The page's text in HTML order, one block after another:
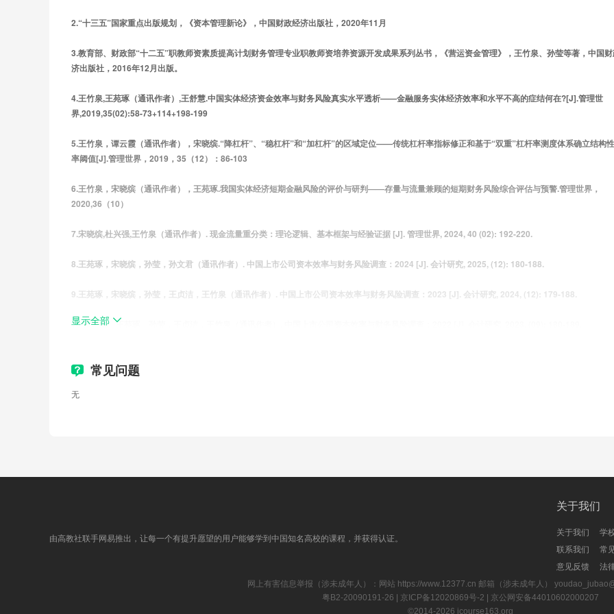
5.1 营运资金需求界定及需求预测的基本方法
5.3 基于渠道的营运资金需求预测
5.4 分行业营运资金需求预测模型
第六章 营运资金与现金流量管理
6.1 资金存量与资金流量
6.2 经营活动现金流与营运资金管理
6.3 经营活动现金净流量的分解
6.4 经营活动现金流预算优化
2.“十三五”国家重点出版规划，《资本管理新论》，中国财政经济出版社，2020年11月
3.教育部、财政部“十二五”职教师资素质提高计划财务管理专业职教师资培养资源开发成果系列丛书，《营运资金管理》，王竹泉、孙莹等著，中国
济出版社，2016年12月出版。
4.王竹泉,王苑琢（通讯作者）,王舒慧.中国实体经济资金效率与财务风险真实水平透析——金融服务实体经济效率和水平不高的症结何在?[J].管理世
界,2019,35(02):58-73+114+198-199
5.王竹泉，谭云霞（通讯作者），宋晓缤.“降杠杆”、“稳杠杆”和“加杠杆”的区域定位——传统杠杆率指标修正和基于“双重”杠杆率测度体系确立结构
率阈值[J].管理世界，2019，35（12）：86-103
6.王竹泉，宋晓缤（通讯作者），王苑琢.我国实体经济短期金融风险的评价与研判——存量与流量兼顾的短期财务风险综合评估与预警.管理世界，
2020,36（10）
7.宋晓缤,杜兴强,王竹泉（通讯作者）. 现金流量重分类：理论逻辑、基本框架与经验证据 [J]. 管理世界, 2024, 40 (02): 192-220.
8.王苑琢，宋晓缤，孙莹，孙文君（通讯作者）. 中国上市公司资本效率与财务风险调查：2024 [J]. 会计研究, 2025, (12): 180-188.
9.王苑琢，宋晓缤，孙莹，王贞洁，王竹泉（通讯作者）. 中国上市公司资本效率与财务风险调查：2023 [J]. 会计研究, 2024, (12): 179-188.
10.宋晓缤，王苑琢，孙莹，王贞洁，王竹泉（通讯作者）. 中国上市公司资本效率与财务风险调查：2022 [J]. 会计研究, 2023, (09): 180-189.
15.王苑琢，王竹泉（通讯作者），孙建强，孙莹，杜瑞.中国上市公司资本效率与财务风险调查:2017[J].会计研究,2018(12):62-69.
16.王苑琢，王竹泉（通讯作者），孙莹，孙建强，杜媛.中国上市公司资本效率与财务风险调查:2016[J].会计研究,2017(12):66-72+97.
17.王竹泉，孙莹，孙建强，王苑琢，程六兵.中国上市公司营运资金管理调查:2015[J].会计研究,2016(12):37-43+95.
19.王竹泉，孙莹，张先敏，杜媛，王秀华.中国上市公司营运资金管理调查:2013[J].会计研究,2014(12):72-78+96.
显示全部
常见问题
无
由高教社联手网易推出，让每一个有提升愿望的用户能够学到中国知名高校的课程，并获得认证。
关于我们
关于我们
学
联系我们
常
意见反馈
法
网上有害信息举报（涉未成年人）：网站 https://www.12377.cn 邮箱（涉未成年人）
粤B2-20090191-26
| 京ICP备12020869号-2 | 京公网安备44010602000207
©2014-2026 icourse163.org